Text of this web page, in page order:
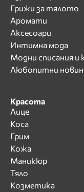
Грижи за тялото
Аромати
Аксесоари
Интимна мода
Модни списания и
Любопитни
Красота
Лице
Коса
Грим
Кожа
Маникюр
Тяло
Козметика